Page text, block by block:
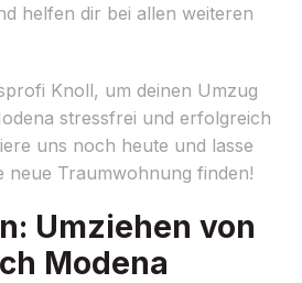
helfen dir bei allen weiteren
Knoll, um deinen Umzug
stressfrei und erfolgreich
uns noch heute und lasse
neue Traumwohnung finden!
Umziehen von
Modena